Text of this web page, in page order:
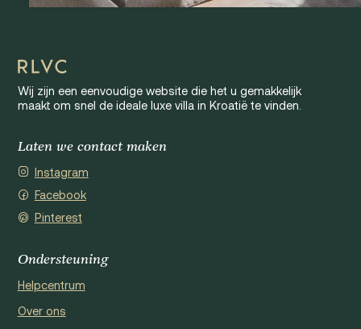
Wij zijn een eenvoudige website die het u gemakkelijk
maakt om snel de ideale luxe villa in Kroatië te vinden.
Laten we contact maken
Instagram
Facebook
Pinterest
Ondersteuning
Helpcentrum
Over ons